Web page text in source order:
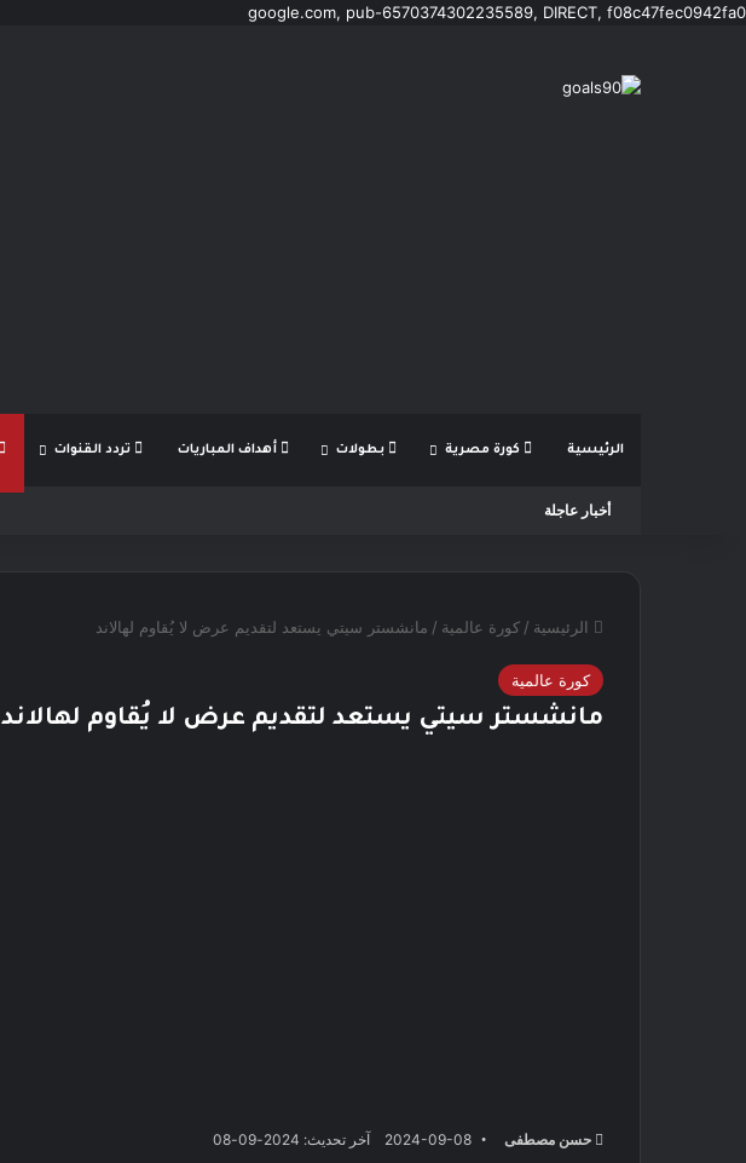
google.com, pub-6570374302235589, DIRECT, f08c47fec0942fa0
الرئيسية كورة مصرية بطولات أهداف المباريات تردد القنوات
أخبار عاجلة
الرئيسية / كورة عالمية / مانشستر سيتي يستعد لتقديم عرض لا يُقاوم لهالاند
كورة عالمية
مانشستر سيتي يستعد لتقديم عرض لا يُقاوم لهالاند
حسن مصطفى 2024-09-08 آخر تحديث: 2024-09-08